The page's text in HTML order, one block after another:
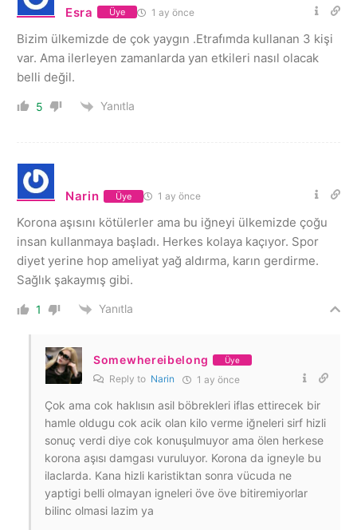
Esra Üye 1 ay önce
Bizim ülkemizde de çok yaygın .Etrafımda kullanan 3 kişi
var. Ama ilerleyen zamanlarda yan etkileri nasıl olacak
belli değil.
5 Yanıtla
Narin Üye 1 ay önce
Korona aşısını kötülerler ama bu iğneyi ülkemizde çoğu
insan kullanmaya başladı. Herkes kolaya kaçıyor. Spor
diyet yerine hop ameliyat yağ aldırma, karın gerdirme.
Sağlık şakaymış gibi.
1 Yanıtla
Somewhereibelong Üye
Reply to Narin 1 ay önce
Çok ama cok haklısın asil böbrekleri iflas ettirecek bir
hamle oldugu cok acik olan kilo verme iğneleri sirf hizli
sonuç verdi diye cok konuşulmuyor ama ölen herkese
korona aşısı damgası vuruluyor. Korona da igneyle bu
ilaclarda. Kana hizli karistiktan sonra vücuda ne
yaptigi belli olmayan igneleri öve öve bitiremiyorlar
bilinc olmasi lazim ya